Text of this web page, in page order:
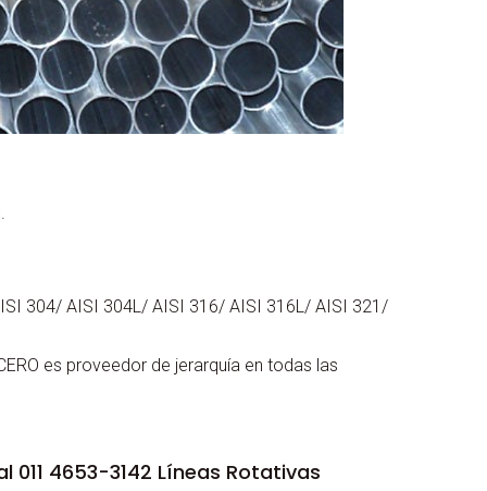
304/ AISI 304L/ AISI 316/ AISI 316L/ AISI 321/
es proveedor de jerarquía en todas las
4653-3142 Líneas Rotativas